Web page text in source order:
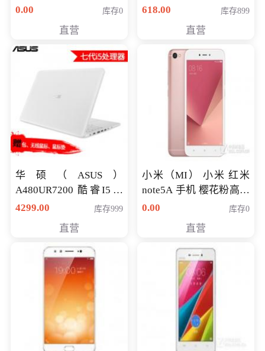
八代独显轻薄办公商务
0.00 库存0
直营
618.00
库存899
直营
华硕（ASUS）
A480UR7200 酷睿I5超
薄学生办公游戏独显笔
NV930-2G独
4299.00 库存999
直营
小米（MI） 小米 红米
note5A 手机 樱花粉高配
版 全网通(3G+32G)
0.00 库存0
直营